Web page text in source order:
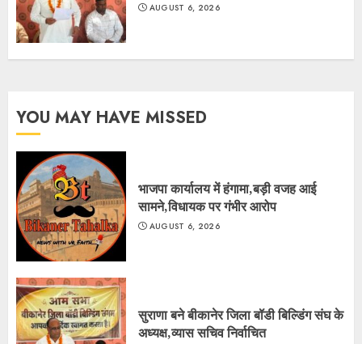
AUGUST 6, 2026
YOU MAY HAVE MISSED
भाजपा कार्यालय में हंगामा,बड़ी वजह आई
सामने,विधायक पर गंभीर आरोप
AUGUST 6, 2026
सुराणा बने बीकानेर जिला बॉडी बिल्डिंग संघ के
अध्यक्ष,व्यास सचिव निर्वाचित